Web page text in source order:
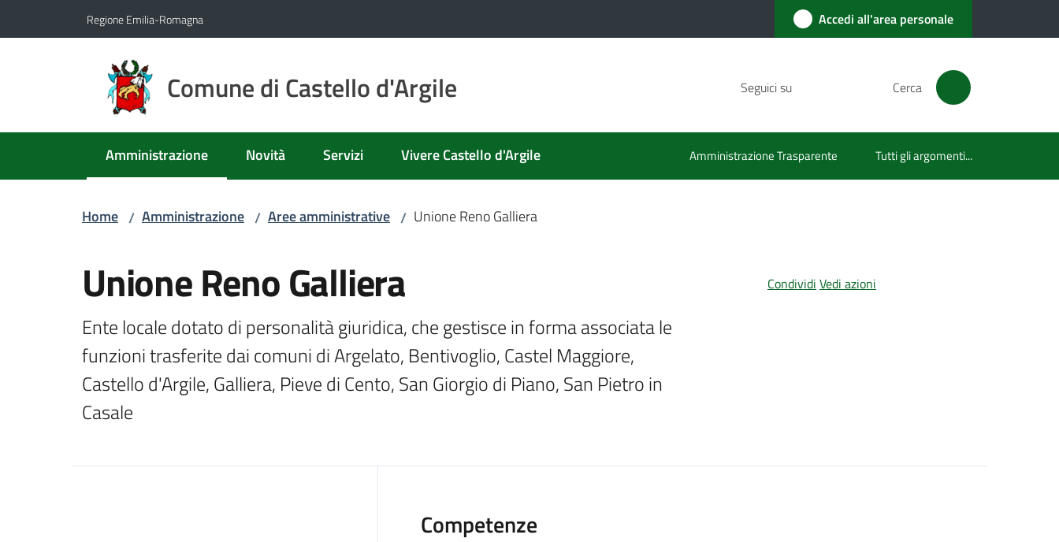
Regione Emilia-Romagna Accedi all'area personale
Comune di Castello d'Argile Seguici su Cerca
Amministrazione
Menu selezionato Novità Servizi Vivere Castello d'Argile Amministrazione Trasparente Tutti gli argomenti...
Home / Amministrazione / Aree amministrative / Unione Reno Galliera
Unione Reno Galliera
Ente locale dotato di personalità giuridica, che gestisce in forma associata le
funzioni trasferite dai comuni di Argelato, Bentivoglio, Castel Maggiore,
Castello d'Argile, Galliera, Pieve di Cento, San Giorgio di Piano, San Pietro in
Casale
Condividi Vedi azioni
Competenze